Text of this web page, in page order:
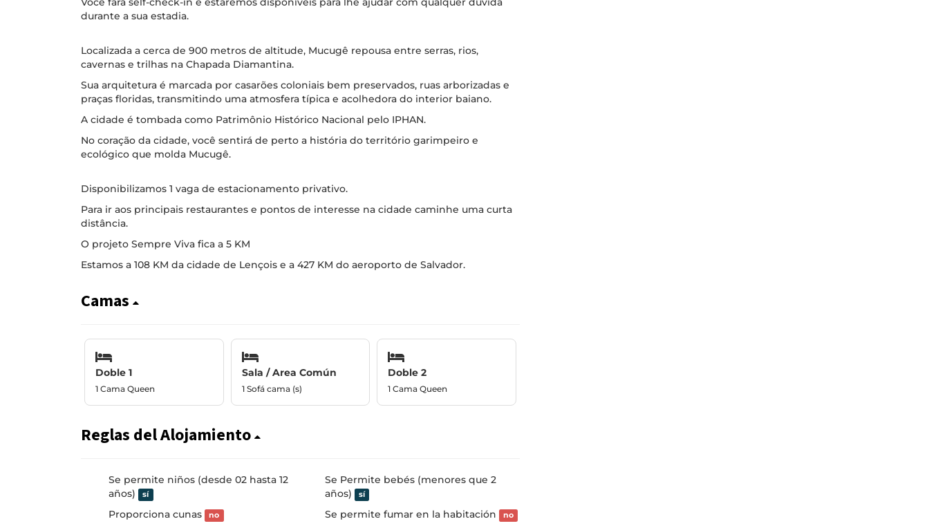
durante a sua estadia.
Localizada a cerca de 900 metros de altitude, Mucugê repousa entre serras, rios,
cavernas e trilhas na Chapada Diamantina.
Sua arquitetura é marcada por casarões coloniais bem preservados, ruas arborizadas e
praças floridas, transmitindo uma atmosfera típica e acolhedora do interior baiano.
A cidade é tombada como Patrimônio Histórico Nacional pelo IPHAN.
No coração da cidade, você sentirá de perto a história do território garimpeiro e
ecológico que molda Mucugê.
Disponibilizamos 1 vaga de estacionamento privativo.
Para ir aos principais restaurantes e pontos de interesse na cidade caminhe uma curta
distância.
O projeto Sempre Viva fica a 5 KM
Estamos a 108 KM da cidade de Lençois e a 427 KM do aeroporto de Salvador.
Camas
Doble 1
1 Cama Queen
Sala / Area Común
1 Sofá cama (s)
Doble 2
1 Cama Queen
Reglas del Alojamiento
Se permite niños (desde 02 hasta 12
años)
sí
Se Permite bebés (menores que 2
años)
sí
Proporciona cunas no Se permite fumar en la habitación no